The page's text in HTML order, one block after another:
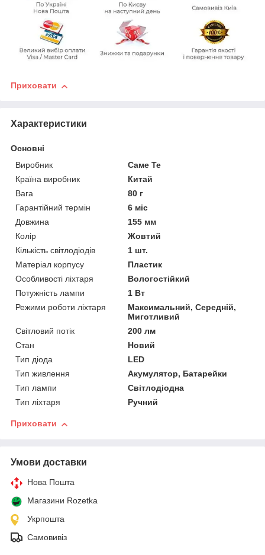
Приховати
Характеристики
Основні
Виробник
Саме Те
Країна виробник
Китай
Вага
80 г
Гарантійний термін
6 міс
Довжина
155 мм
Колір
Жовтий
Кількість світлодіодів
1 шт.
Матеріал корпусу
Пластик
Особливості ліхтаря
Вологостійкий
Потужність лампи
1 Вт
Режими роботи ліхтаря
Максимальний, Середній,
Миготливий
Світловий потік
200 лм
Стан
Новий
Тип діода
LED
Тип живлення
Акумулятор, Батарейки
Тип лампи
Світлодіодна
Тип ліхтаря
Ручний
Приховати
Умови доставки
Нова Пошта
Магазини Rozetka
Укрпошта
Самовивіз